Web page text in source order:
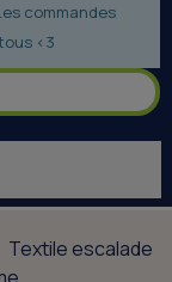
commandes
<3
Textile escalade